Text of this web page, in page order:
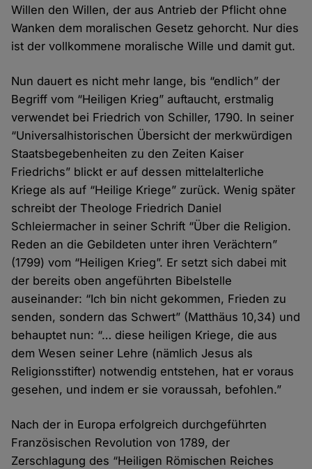
Willen den Willen, der aus Antrieb der Pflicht ohne
Wanken dem moralischen Gesetz gehorcht. Nur dies
ist der vollkommene moralische Wille und damit gut.
Nun dauert es nicht mehr lange, bis “endlich” der
Begriff vom “Heiligen Krieg” auftaucht, erstmalig
verwendet bei Friedrich von Schiller, 1790. In seiner
“Universalhistorischen Übersicht der merkwürdigen
Staatsbegebenheiten zu den Zeiten Kaiser
Friedrichs” blickt er auf dessen mittelalterliche
Kriege als auf “Heilige Kriege” zurück. Wenig später
schreibt der Theologe Friedrich Daniel
Schleiermacher in seiner Schrift “Über die Religion.
Reden an die Gebildeten unter ihren Verächtern”
(1799) vom “Heiligen Krieg”. Er setzt sich dabei mit
der bereits oben angeführten Bibelstelle
auseinander: “Ich bin nicht gekommen, Frieden zu
senden, sondern das Schwert” (Matthäus 10,34) und
behauptet nun: “… diese heiligen Kriege, die aus
dem Wesen seiner Lehre (nämlich Jesus als
Religionsstifter) notwendig entstehen, hat er voraus
gesehen, und indem er sie voraussah, befohlen.”
Nach der in Europa erfolgreich durchgeführten
Französischen Revolution von 1789, der
Zerschlagung des “Heiligen Römischen Reiches